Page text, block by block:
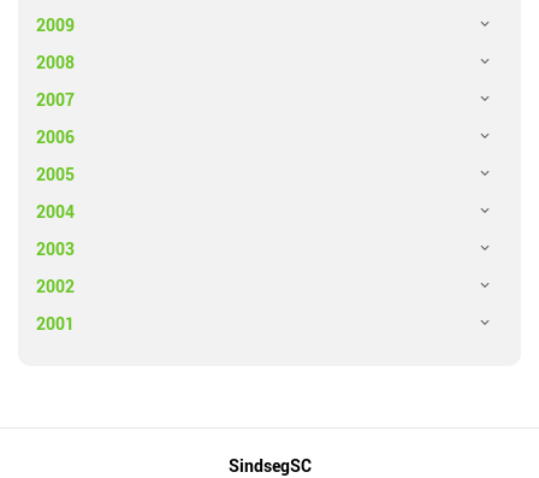
2009
2008
2007
2006
2005
2004
2003
2002
2001
SindsegSC